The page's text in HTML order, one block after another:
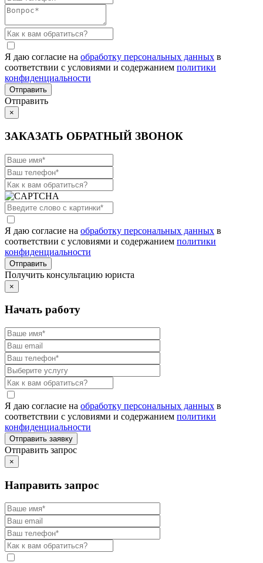
Я даю согласие на обработку персональных данных в
соответствии с условиями и содержанием политики
конфиденциальности
Отправить
×
ЗАКАЗАТЬ ОБРАТНЫЙ ЗВОНОК
Я даю согласие на обработку персональных данных в
соответствии с условиями и содержанием политики
конфиденциальности
Получить консультацию юриста
×
Начать работу
Я даю согласие на обработку персональных данных в
соответствии с условиями и содержанием политики
конфиденциальности
Отправить запрос
×
Направить запрос